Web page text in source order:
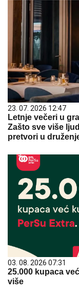
23. 07. 2026 12:47
Letnje večeri u
Zašto sve više
pretvori u
03. 08. 2026 07:31
25.000 kupaca
više